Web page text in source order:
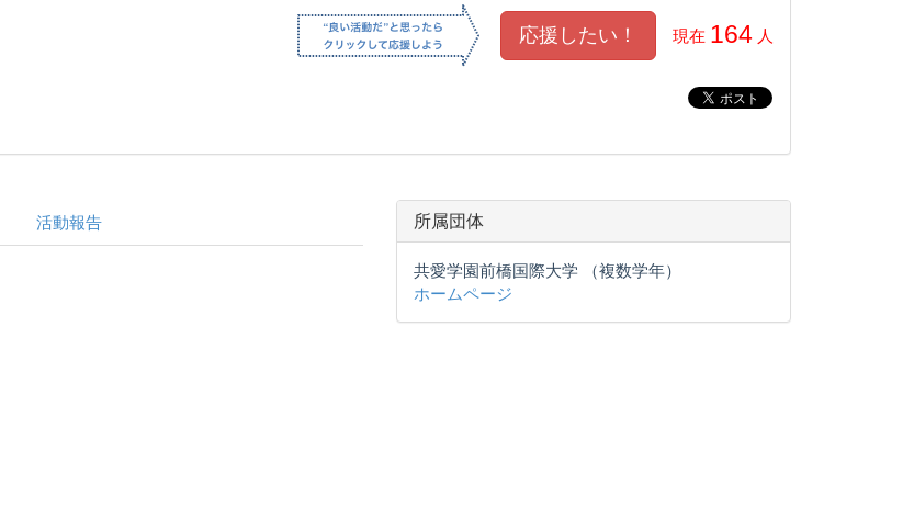
現在 164 人
活動報告 所属団体
共愛学園前橋国際大学 （複数学年）
ホームページ